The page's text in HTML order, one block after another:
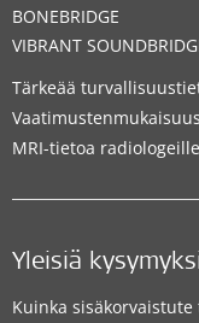
BONEBRIDGE
VIBRANT
Tärkeää
Vaatimustenmukaisuus
MRI-tietoa radiologeille
Yleisiä
Kuinka sisäkorvaistute